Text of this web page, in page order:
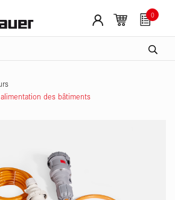
0
des bâtiments